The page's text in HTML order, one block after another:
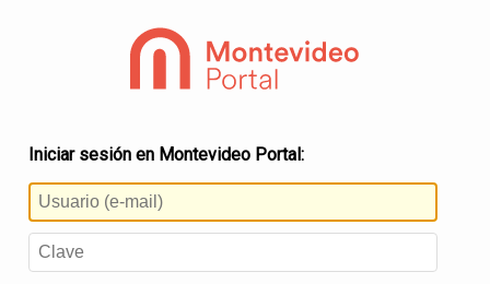
Iniciar sesión en Montevideo Portal: